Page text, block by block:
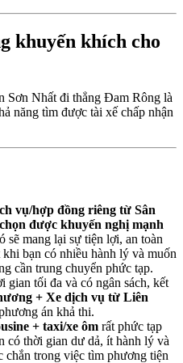
khuyến khích cho
Sơn Nhất đi thẳng Đam Rông là
năng tìm được tài xế chấp nhận
vụ/hợp đồng riêng từ Sân
được khuyến nghị mạnh
sẽ mang lại sự tiện lợi, an toàn
bạn có nhiều hành lý và muốn
cần trung chuyển phức tạp.
gian tối đa và có ngân sách, kết
+ Xe dịch vụ từ Liên
án khả thi.
+ taxi/xe ôm rất phức tạp
có thời gian dư dả, ít hành lý và
chắn trong việc tìm phương tiện